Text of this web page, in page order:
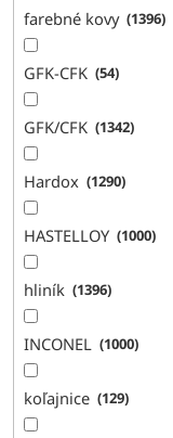
farebné kovy 1396
GFK-CFK 54
GFK/CFK 1342
Hardox 1290
HASTELLOY 1000
hliník 1396
INCONEL 1000
koľajnice 129